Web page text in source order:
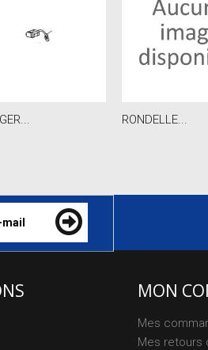
RONDELLE...
MON
Mes
Mes retours